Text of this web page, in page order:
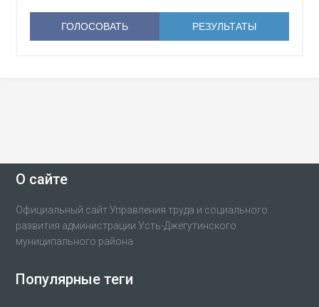
О сайте
Официальный сайт Управления труда и социального
развития администрации Усть-Джегутинского
муниципального района
Популярные теги